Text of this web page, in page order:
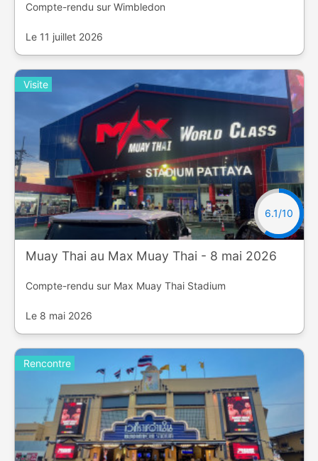
Compte-rendu sur Wimbledon
Le 11 juillet 2026
6.1/10
Visite
Muay Thai au Max Muay Thai - 8 mai 2026
Compte-rendu sur Max Muay Thai Stadium
Le 8 mai 2026
Rencontre